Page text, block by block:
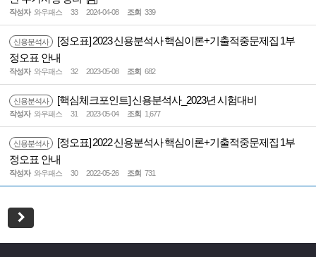
작성자 와우패스 33 2024-04-08 조회 339
신용분석사
[정오표] 2023 신용분석사 핵심이론+기출적중문제집 1부
정오표 안내
작성자 와우패스 32 2023-05-08 조회 682
신용분석사 [핵심체크포인트] 신용분석사_2023년 시험대비
작성자 와우패스 31 2023-05-04 조회 1,677
신용분석사
[정오표] 2022 신용분석사 핵심이론+기출적중문제집 1부
정오표 안내
작성자 와우패스 30 2022-05-26 조회 731